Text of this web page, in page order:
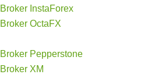
Broker InstaForex
Broker OctaFX
Broker Pepperstone
Broker XM